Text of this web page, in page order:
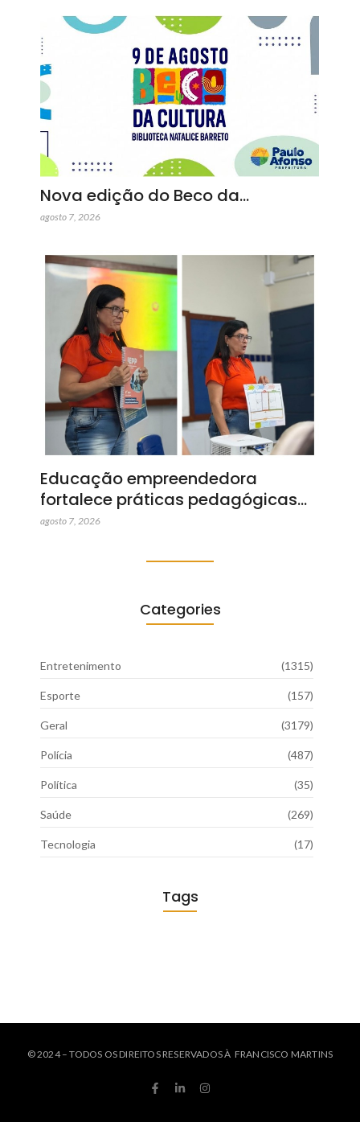
Nova edição do Beco da…
agosto 7, 2026
Educação empreendedora
fortalece práticas pedagógicas…
agosto 7, 2026
Categories
Entretenimento (1315)
Esporte (157)
Geral (3179)
Polícia (487)
Política (35)
Saúde (269)
Tecnologia (17)
Tags
© 2024 – TODOS OS DIREITOS RESERVADOS À FRANCISCO MARTINS